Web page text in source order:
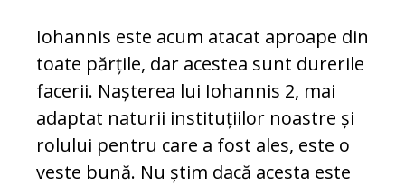
Iohannis este acum atacat aproape din
toate părțile, dar acestea sunt durerile
facerii. Nașterea lui Iohannis 2, mai
adap­tat naturii instituțiilor noastre și
rolului pen­tru care a fost ales, este o
veste bună. Nu știm dacă acesta este